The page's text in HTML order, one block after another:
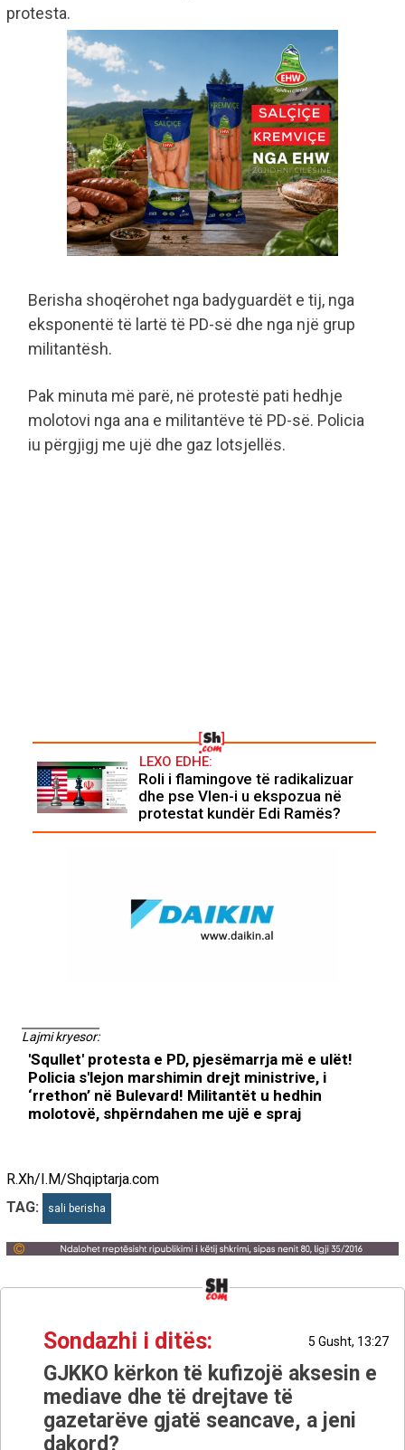
protesta.
Berisha shoqërohet nga badyguardët e tij, nga
eksponentë të lartë të PD-së dhe nga një grup
militantësh.
Pak minuta më parë, në protestë pati hedhje
molotovi nga ana e militantëve të PD-së. Policia
iu përgjigj me ujë dhe gaz lotsjellës.
LEXO EDHE:
Roli i flamingove të radikalizuar
dhe pse Vlen-i u ekspozua në
protestat kundër Edi Ramës?
Lajmi kryesor:
'Squllet' protesta e PD, pjesëmarrja më e ulët!
Policia s'lejon marshimin drejt ministrive, i
‘rrethon’ në Bulevard! Militantët u hedhin
molotovë, shpërndahen me ujë e spraj
R.Xh/I.M/Shqiptarja.com
TAG:
sali berisha
Sondazhi i ditës: 5 Gusht, 13:27
GJKKO kërkon të kufizojë aksesin e
mediave dhe të drejtave të
gazetarëve gjatë seancave, a jeni
dakord?